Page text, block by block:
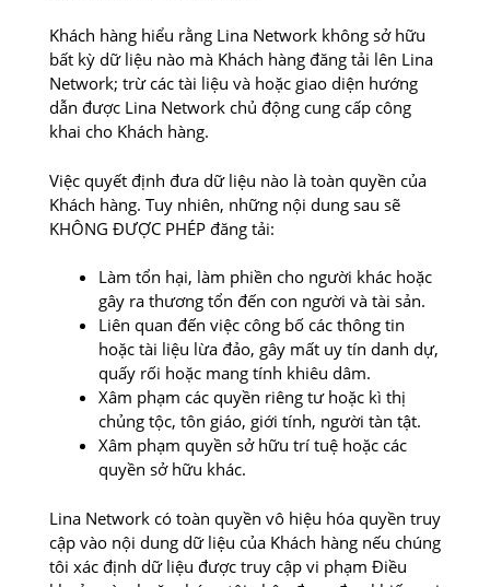
Khách hàng hiểu rằng Lina Network không sở hữu
bất kỳ dữ liệu nào mà Khách hàng đăng tải lên Lina
Network; trừ các tài liệu và hoặc giao diện hướng
dẫn được Lina Network chủ động cung cấp công
khai cho Khách hàng.
Việc quyết định đưa dữ liệu nào là toàn quyền của
Khách hàng. Tuy nhiên, những nội dung sau sẽ
KHÔNG ĐƯỢC PHÉP đăng tải:
Làm tổn hại, làm phiền cho người khác hoặc
gây ra thương tổn đến con người và tài sản.
Liên quan đến việc công bố các thông tin
hoặc tài liệu lừa đảo, gây mất uy tín danh dự,
quấy rối hoặc mang tính khiêu dâm.
Xâm phạm các quyền riêng tư hoặc kì thị
chủng tộc, tôn giáo, giới tính, người tàn tật.
Xâm phạm quyền sở hữu trí tuệ hoặc các
quyền sở hữu khác.
Lina Network có toàn quyền vô hiệu hóa quyền truy
cập vào nội dung dữ liệu của Khách hàng nếu chúng
tôi xác định dữ liệu được truy cập vi phạm Điều